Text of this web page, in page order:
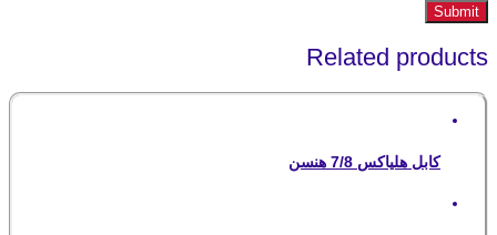
Related products
کابل هلیاکس 7/8 هنسن